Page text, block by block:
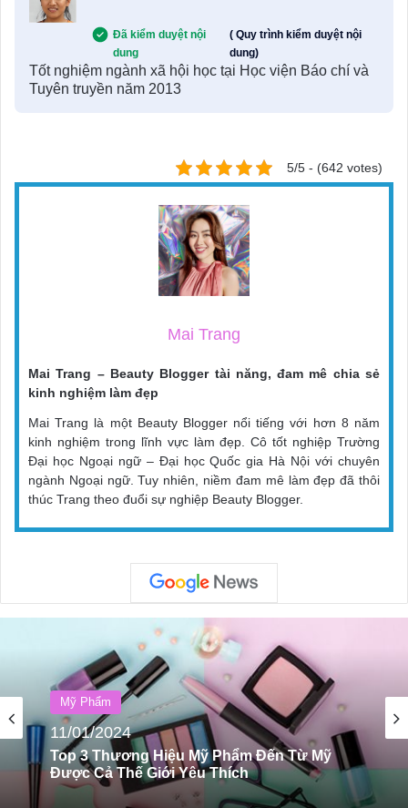
Đã kiểm duyệt nội
dung
( Quy trình kiểm duyệt nội
dung)
Tốt nghiệm ngành xã hội học tại Học viện Báo chí và
Tuyên truyền năm 2013
5/5 - (642 votes)
Mai Trang
Mai Trang – Beauty Blogger tài năng, đam mê chia sẻ
kinh nghiệm làm đẹp
Mai Trang là một Beauty Blogger nổi tiếng với hơn 8 năm
kinh nghiệm trong lĩnh vực làm đẹp. Cô tốt nghiệp Trường
Đại học Ngoại ngữ – Đại học Quốc gia Hà Nội với chuyên
ngành Ngoại ngữ. Tuy nhiên, niềm đam mê làm đẹp đã thôi
thúc Trang theo đuổi sự nghiệp Beauty Blogger.
Mỹ Phẩm
11/01/2024
Top 5 Kem Che Khuyết Điểm Được Mọi
Người Tin Dùng